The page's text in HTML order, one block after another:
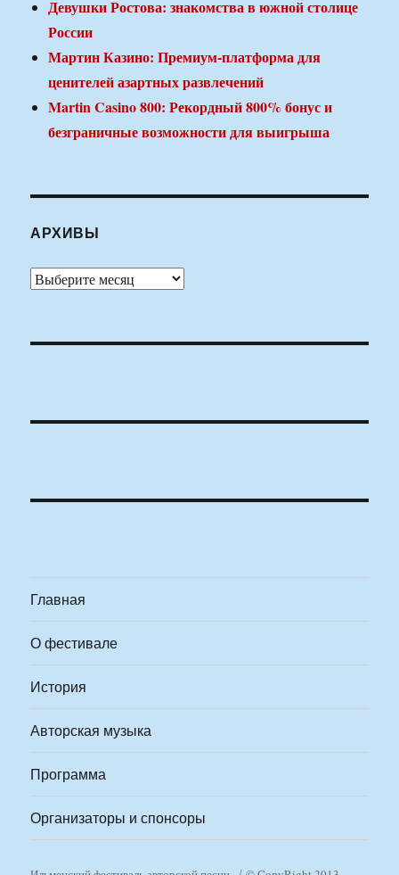
Девушки Ростова: знакомства в южной столице
России
Мартин Казино: Премиум-платформа для
ценителей азартных развлечений
Martin Casino 800: Рекордный 800% бонус и
безграничные возможности для выигрыша
АРХИВЫ
Архивы
Главная
О фестивале
История
Авторская музыка
Программа
Организаторы и спонсоры